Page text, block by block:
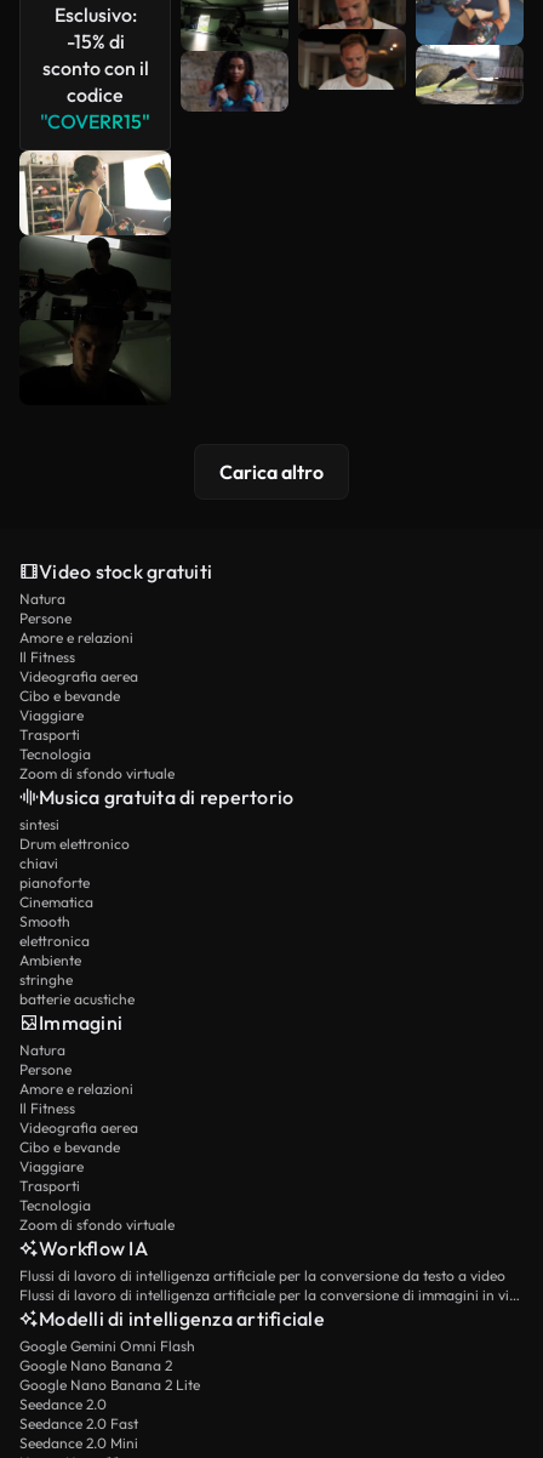
Esclusivo:
-15% di
sconto con il
codice
"COVERR15"
Carica altro
Video stock gratuiti
Natura
Persone
Amore e relazioni
Il Fitness
Videografia aerea
Cibo e bevande
Viaggiare
Trasporti
Tecnologia
Zoom di sfondo virtuale
Musica gratuita di repertorio
sintesi
Drum elettronico
chiavi
pianoforte
Cinematica
Smooth
elettronica
Ambiente
stringhe
batterie acustiche
Immagini
Natura
Persone
Amore e relazioni
Il Fitness
Videografia aerea
Cibo e bevande
Viaggiare
Trasporti
Tecnologia
Zoom di sfondo virtuale
Workflow IA
Flussi di lavoro di intelligenza artificiale per la conversione da testo a video
Flussi di lavoro di intelligenza artificiale per la conversione di immagini in video
Modelli di intelligenza artificiale
Google Gemini Omni Flash
Google Nano Banana 2
Google Nano Banana 2 Lite
Seedance 2.0
Seedance 2.0 Fast
Seedance 2.0 Mini